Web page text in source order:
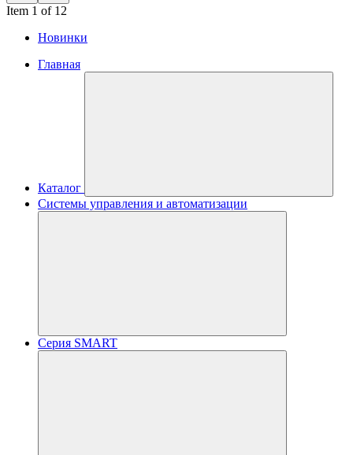
Item 1 of 12
Новинки
Главная
Каталог
Системы управления и автоматизации
Серия SMART